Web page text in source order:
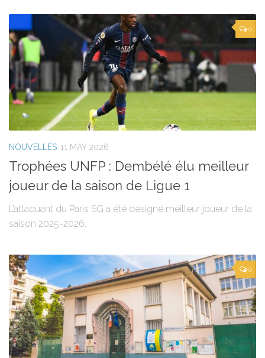
0
NOUVELLES 11 MAY 2026
Trophées UNFP : Dembélé élu meilleur
joueur de la saison de Ligue 1
L’attaquant du Paris SG a été désigné meilleur joueur de la
saison 2025-2026.
0